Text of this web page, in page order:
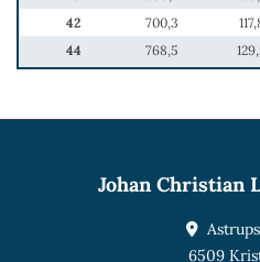
42
700,3
44
768,5
Johan Christian
Astrups
6509